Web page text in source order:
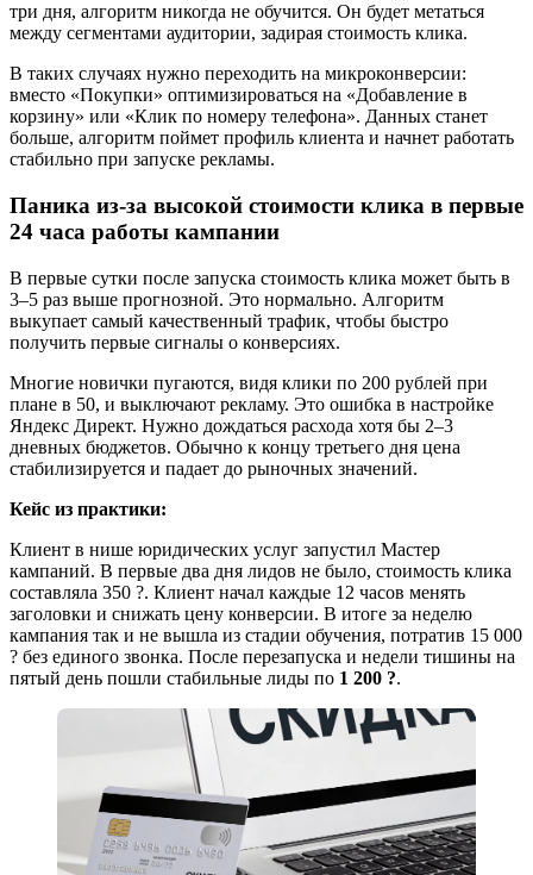
три дня, алгоритм никогда не обучится. Он будет метаться
между сегментами аудитории, задирая стоимость клика.
В таких случаях нужно переходить на микроконверсии:
вместо «Покупки» оптимизироваться на «Добавление в
корзину» или «Клик по номеру телефона». Данных станет
больше, алгоритм поймет профиль клиента и начнет работать
стабильно при запуске рекламы.
Паника из-за высокой стоимости клика в первые
24 часа работы кампании
В первые сутки после запуска стоимость клика может быть в
3–5 раз выше прогнозной. Это нормально. Алгоритм
выкупает самый качественный трафик, чтобы быстро
получить первые сигналы о конверсиях.
Многие новички пугаются, видя клики по 200 рублей при
плане в 50, и выключают рекламу. Это ошибка в настройке
Яндекс Директ. Нужно дождаться расхода хотя бы 2–3
дневных бюджетов. Обычно к концу третьего дня цена
стабилизируется и падает до рыночных значений.
Кейс из практики:
Клиент в нише юридических услуг запустил Мастер
кампаний. В первые два дня лидов не было, стоимость клика
составляла 350 ?. Клиент начал каждые 12 часов менять
заголовки и снижать цену конверсии. В итоге за неделю
кампания так и не вышла из стадии обучения, потратив 15 000
? без единого звонка. После перезапуска и недели тишины на
пятый день пошли стабильные лиды по 1 200 ?.